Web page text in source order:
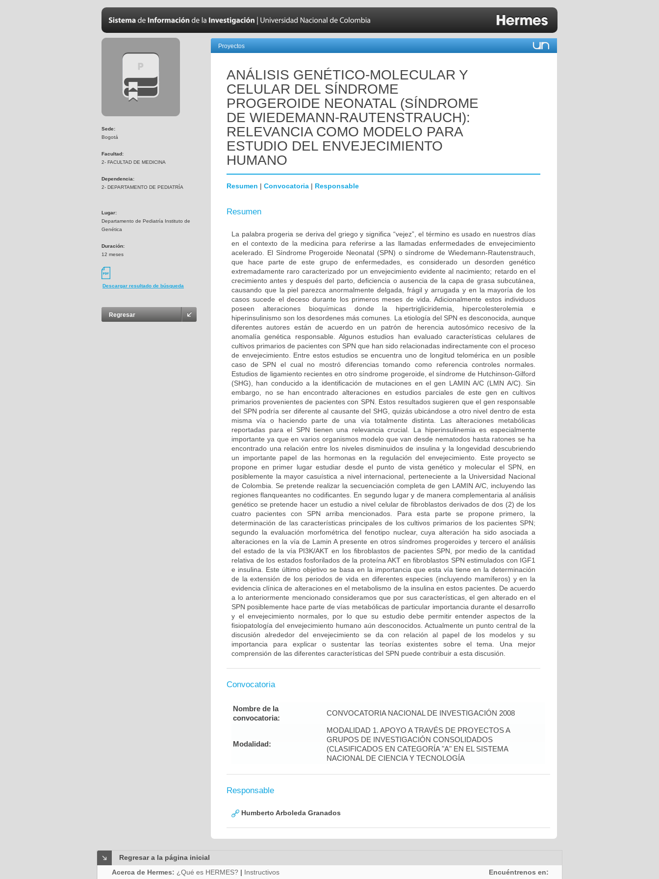
Sede:
Bogotá
Facultad:
2- FACULTAD DE MEDICINA
Dependencia:
2- DEPARTAMENTO DE PEDIATRÍA
Lugar:
Departamento de Pediatría Instituto de
Genética
Duración:
12 meses
Descargar resultado de búsqueda
Regresar
Proyectos
ANÁLISIS GENÉTICO-MOLECULAR Y
CELULAR DEL SÍNDROME
PROGEROIDE NEONATAL (SÍNDROME
DE WIEDEMANN-RAUTENSTRAUCH):
RELEVANCIA COMO MODELO PARA
ESTUDIO DEL ENVEJECIMIENTO
HUMANO
Resumen | Convocatoria | Responsable
Resumen
La palabra progeria se deriva del griego y significa “vejez”, el término es usado en nuestros días
en el contexto de la medicina para referirse a las llamadas enfermedades de envejecimiento
acelerado. El Síndrome Progeroide Neonatal (SPN) o síndrome de Wiedemann-Rautenstrauch,
que hace parte de este grupo de enfermedades, es considerado un desorden genético
extremadamente raro caracterizado por un envejecimiento evidente al nacimiento; retardo en el
crecimiento antes y después del parto, deficiencia o ausencia de la capa de grasa subcutánea,
causando que la piel parezca anormalmente delgada, frágil y arrugada y en la mayoría de los
casos sucede el deceso durante los primeros meses de vida. Adicionalmente estos individuos
poseen alteraciones bioquímicas donde la hipertrigliciridemia, hipercolesterolemia e
hiperinsulinismo son los desordenes más comunes. La etiología del SPN es desconocida, aunque
diferentes autores están de acuerdo en un patrón de herencia autosómico recesivo de la
anomalía genética responsable. Algunos estudios han evaluado características celulares de
cultivos primarios de pacientes con SPN que han sido relacionadas indirectamente con el proceso
de envejecimiento. Entre estos estudios se encuentra uno de longitud telomérica en un posible
caso de SPN el cual no mostró diferencias tomando como referencia controles normales.
Estudios de ligamiento recientes en otro síndrome progeroide, el síndrome de Hutchinson-Gilford
(SHG), han conducido a la identificación de mutaciones en el gen LAMIN A/C (LMN A/C). Sin
embargo, no se han encontrado alteraciones en estudios parciales de este gen en cultivos
primarios provenientes de pacientes con SPN. Estos resultados sugieren que el gen responsable
del SPN podría ser diferente al causante del SHG, quizás ubicándose a otro nivel dentro de esta
misma vía o haciendo parte de una vía totalmente distinta. Las alteraciones metabólicas
reportadas para el SPN tienen una relevancia crucial. La hiperinsulinemia es especialmente
importante ya que en varios organismos modelo que van desde nematodos hasta ratones se ha
encontrado una relación entre los niveles disminuidos de insulina y la longevidad descubriendo
un importante papel de las hormonas en la regulación del envejecimiento. Este proyecto se
propone en primer lugar estudiar desde el punto de vista genético y molecular el SPN, en
posiblemente la mayor casuística a nivel internacional, perteneciente a la Universidad Nacional
de Colombia. Se pretende realizar la secuenciación completa de gen LAMIN A/C, incluyendo las
regiones flanqueantes no codificantes. En segundo lugar y de manera complementaria al análisis
genético se pretende hacer un estudio a nivel celular de fibroblastos derivados de dos (2) de los
cuatro pacientes con SPN arriba mencionados. Para esta parte se propone primero, la
determinación de las características principales de los cultivos primarios de los pacientes SPN;
segundo la evaluación morfométrica del fenotipo nuclear, cuya alteración ha sido asociada a
alteraciones en la vía de Lamin A presente en otros síndromes progeroides y tercero el análisis
del estado de la vía PI3K/AKT en los fibroblastos de pacientes SPN, por medio de la cantidad
relativa de los estados fosforilados de la proteína AKT en fibroblastos SPN estimulados con IGF1
e insulina. Este último objetivo se basa en la importancia que esta vía tiene en la determinación
de la extensión de los periodos de vida en diferentes especies (incluyendo mamíferos) y en la
evidencia clínica de alteraciones en el metabolismo de la insulina en estos pacientes. De acuerdo
a lo anteriormente mencionado consideramos que por sus características, el gen alterado en el
SPN posiblemente hace parte de vías metabólicas de particular importancia durante el desarrollo
y el envejecimiento normales, por lo que su estudio debe permitir entender aspectos de la
fisiopatología del envejecimiento humano aún desconocidos. Actualmente un punto central de la
discusión alrededor del envejecimiento se da con relación al papel de los modelos y su
importancia para explicar o sustentar las teorías existentes sobre el tema. Una mejor
comprensión de las diferentes características del SPN puede contribuir a esta discusión.
Convocatoria
Nombre de la
convocatoria:
CONVOCATORIA NACIONAL DE INVESTIGACIÓN 2008
Modalidad:
MODALIDAD 1. APOYO A TRAVÉS DE PROYECTOS A
GRUPOS DE INVESTIGACIÓN CONSOLIDADOS
(CLASIFICADOS EN CATEGORÍA "A" EN EL SISTEMA
NACIONAL DE CIENCIA Y TECNOLOGÍA
Responsable
Humberto Arboleda Granados
Regresar a la página inicial
Acerca de Hermes: ¿Qué es HERMES? | Instructivos Encuéntrenos en: